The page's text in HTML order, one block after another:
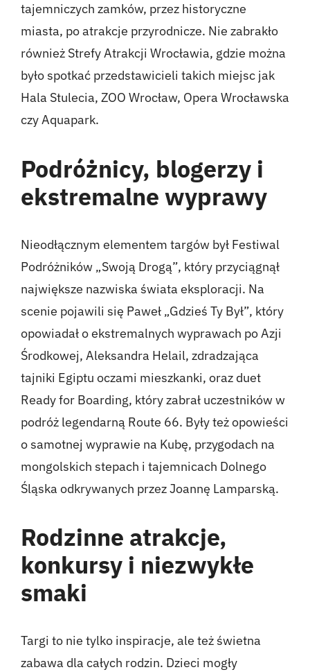
tajemniczych zamków, przez historyczne
miasta, po atrakcje przyrodnicze. Nie zabrakło
również Strefy Atrakcji Wrocławia, gdzie można
było spotkać przedstawicieli takich miejsc jak
Hala Stulecia, ZOO Wrocław, Opera Wrocławska
czy Aquapark.
Podróżnicy, blogerzy i
ekstremalne wyprawy
Nieodłącznym elementem targów był Festiwal
Podróżników „Swoją Drogą”, który przyciągnął
największe nazwiska świata eksploracji. Na
scenie pojawili się Paweł „Gdzieś Ty Był”, który
opowiadał o ekstremalnych wyprawach po Azji
Środkowej, Aleksandra Helail, zdradzająca
tajniki Egiptu oczami mieszkanki, oraz duet
Ready for Boarding, który zabrał uczestników w
podróż legendarną Route 66. Były też opowieści
o samotnej wyprawie na Kubę, przygodach na
mongolskich stepach i tajemnicach Dolnego
Śląska odkrywanych przez Joannę Lamparską.
Rodzinne atrakcje,
konkursy i niezwykłe
smaki
Targi to nie tylko inspiracje, ale też świetna
zabawa dla całych rodzin. Dzieci mogły